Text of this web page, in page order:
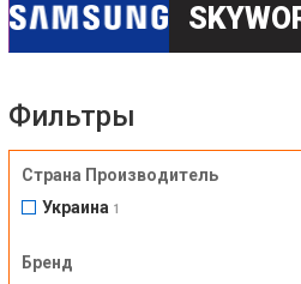
Фильтры
Страна Производитель
Украина 1
Бренд